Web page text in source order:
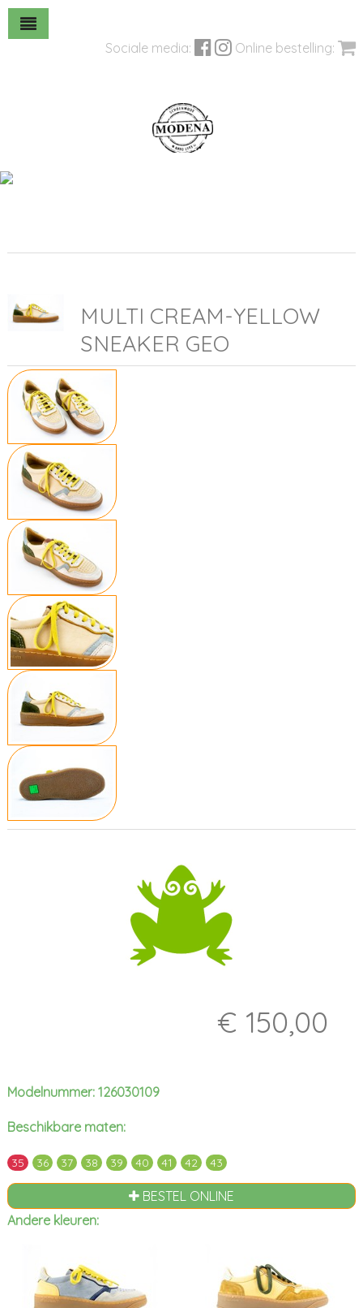
Sociale media: Online bestelling:
MULTI CREAM-YELLOW
SNEAKER GEO
€ 150,00
Modelnummer: 126030109
Beschikbare maten:
35 36 37 38 39 40 41 42 43
BESTEL ONLINE
Andere kleuren: